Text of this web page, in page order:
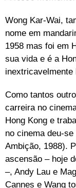
Wong Kar-Wai,
nome em
1958 mas foi em
sua vida e é a
inextricavelmente
Como tantos
carreira no
Hong Kong e
no cinema deu-se
Ambição, 1988).
ascensão – hoje
–, Andy Lau e
Cannes e Wang